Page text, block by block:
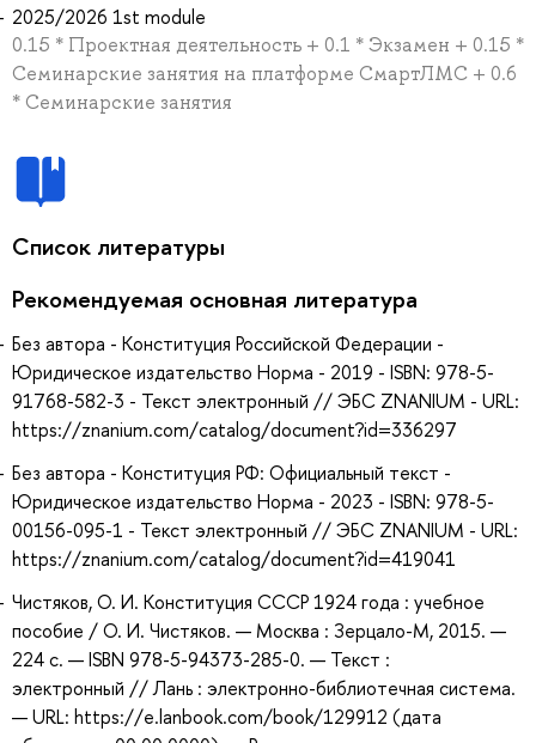
2025/2026 1st module
0.15 * Проектная деятельность + 0.1 * Экзамен + 0.15 *
Семинарские занятия на платформе СмартЛМС + 0.6
* Семинарские занятия
Список литературы
Рекомендуемая основная литература
Без автора - Конституция Российской Федерации -
Юридическое издательство Норма - 2019 - ISBN: 978-5-
91768-582-3 - Текст электронный // ЭБС ZNANIUM - URL:
https://znanium.com/catalog/document?id=336297
Без автора - Конституция РФ: Официальный текст -
Юридическое издательство Норма - 2023 - ISBN: 978-5-
00156-095-1 - Текст электронный // ЭБС ZNANIUM - URL:
https://znanium.com/catalog/document?id=419041
Чистяков, О. И. Конституция CCСР 1924 года : учебное
пособие / О. И. Чистяков. — Москва : Зерцало-М, 2015. —
224 с. — ISBN 978-5-94373-285-0. — Текст :
электронный // Лань : электронно-библиотечная система.
— URL: https://e.lanbook.com/book/129912 (дата